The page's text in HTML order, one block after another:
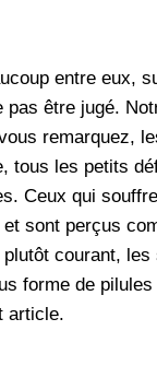
entre eux,
être jugé.
remarquez,
tous les petits
Ceux qui
sont perçus
courant,
forme de
article.